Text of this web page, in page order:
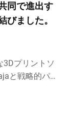
同で進出す
びました。
3Dプリントソ
と戦略的パー
ーとなりまし